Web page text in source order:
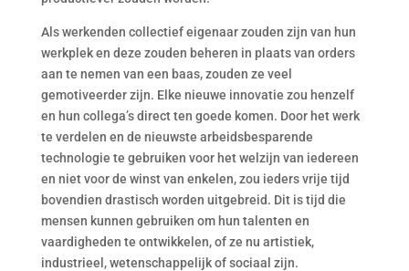
Als werkenden collectief eigenaar zouden zijn van hun
werkplek en deze zouden beheren in plaats van orders
aan te nemen van een baas, zouden ze veel
gemotiveerder zijn. Elke nieuwe innovatie zou henzelf
en hun collega’s direct ten goede komen. Door het werk
te verdelen en de nieuwste arbeidsbesparende
technologie te gebruiken voor het welzijn van iedereen
en niet voor de winst van enkelen, zou ieders vrije tijd
bovendien drastisch worden uitgebreid. Dit is tijd die
mensen kunnen gebruiken om hun talenten en
vaardigheden te ontwikkelen, of ze nu artistiek,
industrieel, wetenschappelijk of sociaal zijn.